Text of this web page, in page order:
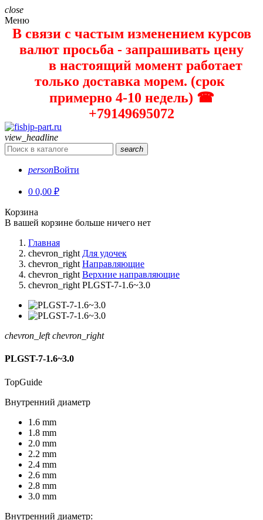
close
Меню
В связи с частым изменением курсов
валют просьба - запрашивать цену
в настоящий момент работает
только доставка морем. (срок
примерно 4-10 недель) ☎
+79149695072
view_headline
search
personВойти
0 0,00 ₽
Корзина
В вашей корзине больше ничего нет
Главная
chevron_right Для удочек
chevron_right Направляющие
chevron_right Верхние направляющие
chevron_right PLGST-7-1.6~3.0
chevron_left chevron_right
PLGST-7-1.6~3.0
TopGuide
Внутренний диаметр
1.6 mm
1.8 mm
2.0 mm
2.2 mm
2.4 mm
2.6 mm
2.8 mm
3.0 mm
Внутренний диаметр: